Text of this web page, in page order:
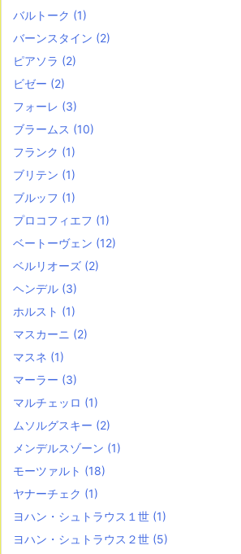
バルトーク (1)
バーンスタイン (2)
ピアソラ (2)
ビゼー (2)
フォーレ (3)
ブラームス (10)
フランク (1)
ブリテン (1)
ブルッフ (1)
プロコフィエフ (1)
ベートーヴェン (12)
ベルリオーズ (2)
ヘンデル (3)
ホルスト (1)
マスカーニ (2)
マスネ (1)
マーラー (3)
マルチェッロ (1)
ムソルグスキー (2)
メンデルスゾーン (1)
モーツァルト (18)
ヤナーチェク (1)
ヨハン・シュトラウス１世 (1)
ヨハン・シュトラウス２世 (5)